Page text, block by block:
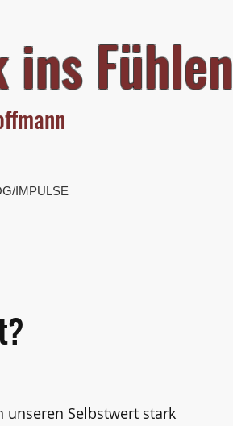
Fühlen
IMPULSE
unseren Selbstwert stark